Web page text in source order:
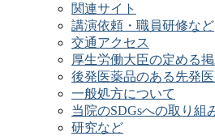
関連サイト
講演依頼・職員研修など
交通アクセス
厚生労働大臣の定める
後発医薬品のある先発
一般処方について
当院のSDGsへの取り組
研究など